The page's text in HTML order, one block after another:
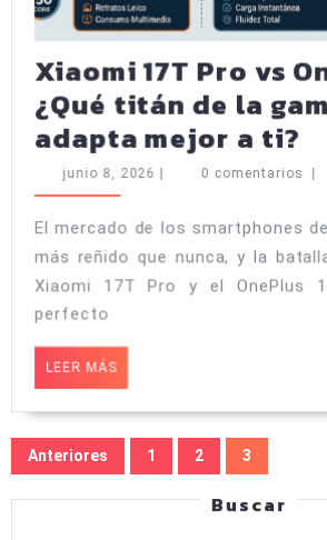
Xiaomi 17T Pro vs
¿Qué titán de la
adapta mejor a ti?
17T
vs
junio 8, 2026 junio
0 comentarios
El mercado de los smartphones
más reñido que nunca, y la
Xiaomi 17T Pro y el OnePlus
perfecto
LEER MÁSLEER
MÁS
Paginación
de
Anteriores 1 2 3
Buscar